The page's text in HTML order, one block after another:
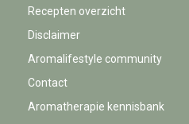
Recepten overzicht
Disclaimer
Aromalifestyle community
Contact
Aromatherapie kennisbank